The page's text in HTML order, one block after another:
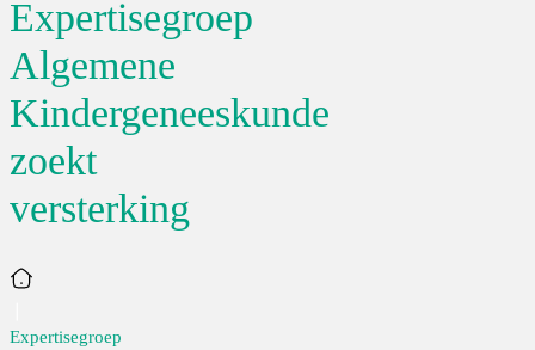
Expertisegroep
Algemene
Kindergeneeskunde
zoekt
versterking
Home
Expertisegroep